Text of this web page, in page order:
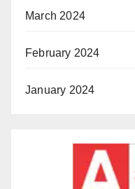
March 2024
February 2024
January 2024